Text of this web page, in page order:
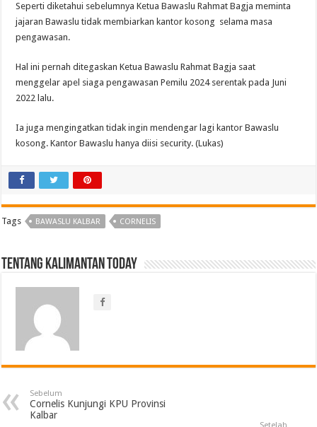
Seperti diketahui sebelumnya Ketua Bawaslu Rahmat Bagja meminta
jajaran Bawaslu tidak membiarkan kantor kosong selama masa
pengawasan.
Hal ini pernah ditegaskan Ketua Bawaslu Rahmat Bagja saat
menggelar apel siaga pengawasan Pemilu 2024 serentak pada Juni
2022 lalu.
Ia juga mengingatkan tidak ingin mendengar lagi kantor Bawaslu
kosong. Kantor Bawaslu hanya diisi security. (Lukas)
Tags BAWASLU KALBAR CORNELIS
Tentang Kalimantan Today
Sebelum
Cornelis Kunjungi KPU Provinsi
Kalbar